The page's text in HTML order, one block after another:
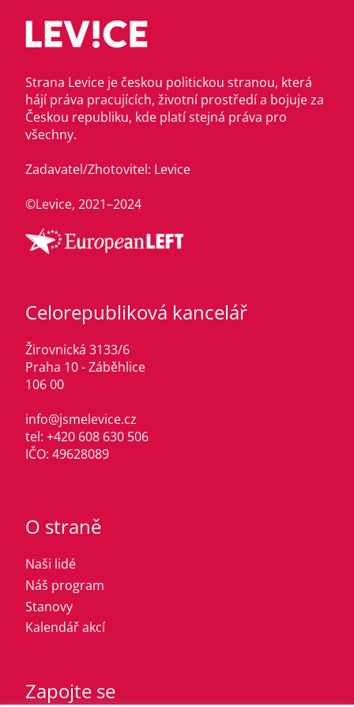
Strana Levice je českou politickou stranou, která
hájí práva pracujících, životní prostředí a bojuje za
Českou republiku, kde platí stejná práva pro
všechny.
Zadavatel/Zhotovitel: Levice
©Levice, 2021–2024
Celorepubliková kancelář
Žirovnická 3133/6
Praha 10 - Záběhlice
106 00
info@jsmelevice.cz
tel: +420 608 630 506
IČO: 49628089
O straně
Naši lidé
Náš program
Stanovy
Kalendář akcí
Zapojte se